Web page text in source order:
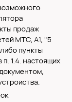
продаж
МТС, А1, "5
пункты
п. 1.4. настоящих